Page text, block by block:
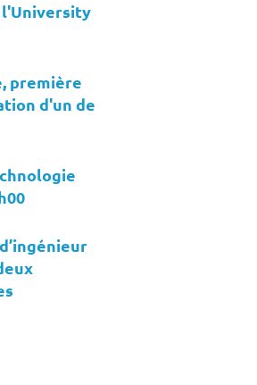
l'University
première
d'un de